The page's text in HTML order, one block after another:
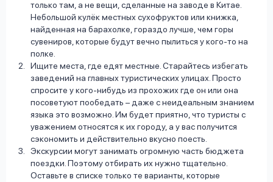
только там, а не вещи, сделанные на заводе в Китае.
Небольшой кулёк местных сухофруктов или книжка,
найденная на барахолке, гораздо лучше, чем горы
сувениров, которые будут вечно пылиться у кого-то на
полке.
Ищите места, где едят местные. Старайтесь избегать
заведений на главных туристических улицах. Просто
спросите у кого-нибудь из прохожих где он или она
посоветуют пообедать – даже с неидеальным знанием
языка это возможно. Им будет приятно, что туристы с
уважением относятся к их городу, а у вас получится
сэкономить и действительно вкусно поесть.
Экскурсии могут занимать огромную часть бюджета
поездки. Поэтому отбирать их нужно тщательно.
Оставьте в списке только те варианты, которые